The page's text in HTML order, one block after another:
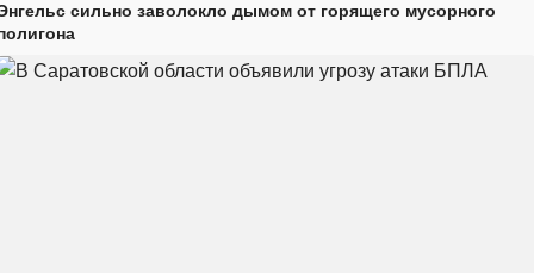
сильно заволокло дымом от горящего мусорного